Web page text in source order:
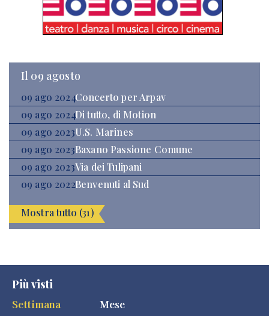
Il 09 agosto
09 ago 2024Concerto per Arpav
09 ago 2024Di tutto, di Motion
09 ago 2023U.S. Marines
09 ago 2023Baxano Passione Comune
09 ago 2023Via dei Tulipani
09 ago 2022Benvenuti al Sud
Mostra tutto (31)
Più visti
Settimana
Mese